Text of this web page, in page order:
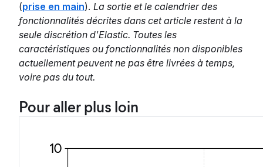
(prise en main). La sortie et le calendrier des
fonctionnalités décrites dans cet article restent à la
seule discrétion d'Elastic. Toutes les
caractéristiques ou fonctionnalités non disponibles
actuellement peuvent ne pas être livrées à temps,
voire pas du tout.
Pour aller plus loin